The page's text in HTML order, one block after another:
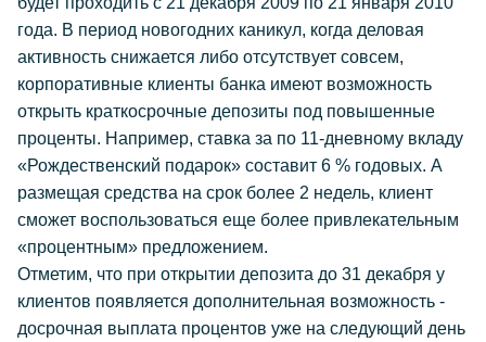
года. В период новогодних каникул, когда деловая
активность снижается либо отсутствует совсем,
корпоративные клиенты банка имеют возможность
открыть краткосрочные депозиты под повышенные
проценты. Например, ставка за по 11-дневному вкладу
«Рождественский подарок» составит 6 % годовых. А
размещая средства на срок более 2 недель, клиент
сможет воспользоваться еще более привлекательным
«процентным» предложением.
Отметим, что при открытии депозита до 31 декабря у
клиентов появляется дополнительная возможность -
досрочная выплата процентов уже на следующий день